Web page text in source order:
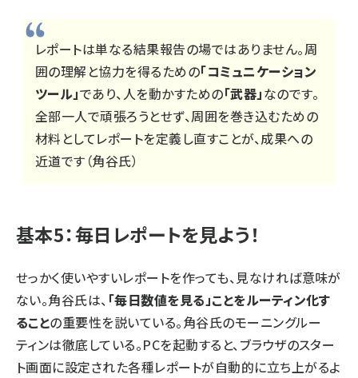
レポートは単なる結果報告の場ではありません。周
囲の理解と協力を得るための「コミュニケーション
ツール」であり、人を動かすための「武器」なのです。
全部一人で頑張ろうとせず、周囲を巻き込むための
材料としてレポートを定義し直すことが、成果への
近道です（角谷氏）
基本5：毎日レポートを見よう！
せっかく使いやすいレポートを作っても、見なければ意味が
ない。角谷氏は、 「毎日数値を見る」ことをルーティン化す
ることの重要性を説いている。角谷氏のモーニングルー
ティンは徹底している。PCを起動すると、ブラウザのスター
ト画面に設定された各種レポートが自動的に立ち上がるよ